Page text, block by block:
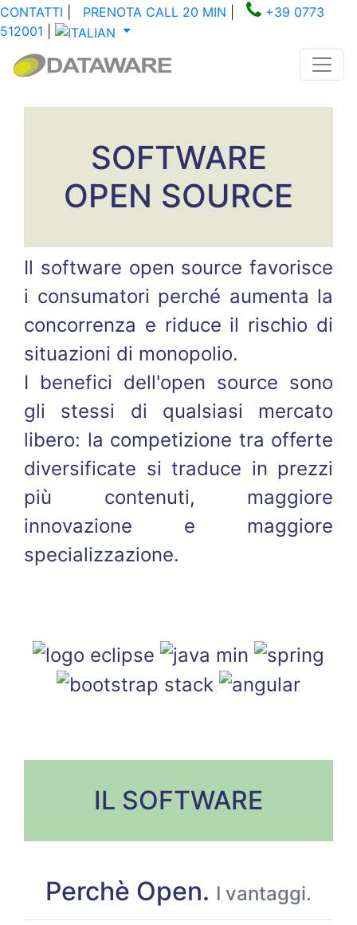
CONTATTI PRENOTA CALL 20 MIN
+39 0773
512001
SOFTWARE
OPEN SOURCE
Il software open source favorisce
i consumatori perché aumenta la
concorrenza e riduce il rischio di
situazioni di monopolio.
I benefici dell'open source sono
gli stessi di qualsiasi mercato
libero: la competizione tra offerte
diversificate si traduce in prezzi
più contenuti, maggiore
innovazione e maggiore
specializzazione.
IL SOFTWARE
Perchè Open. I vantaggi.